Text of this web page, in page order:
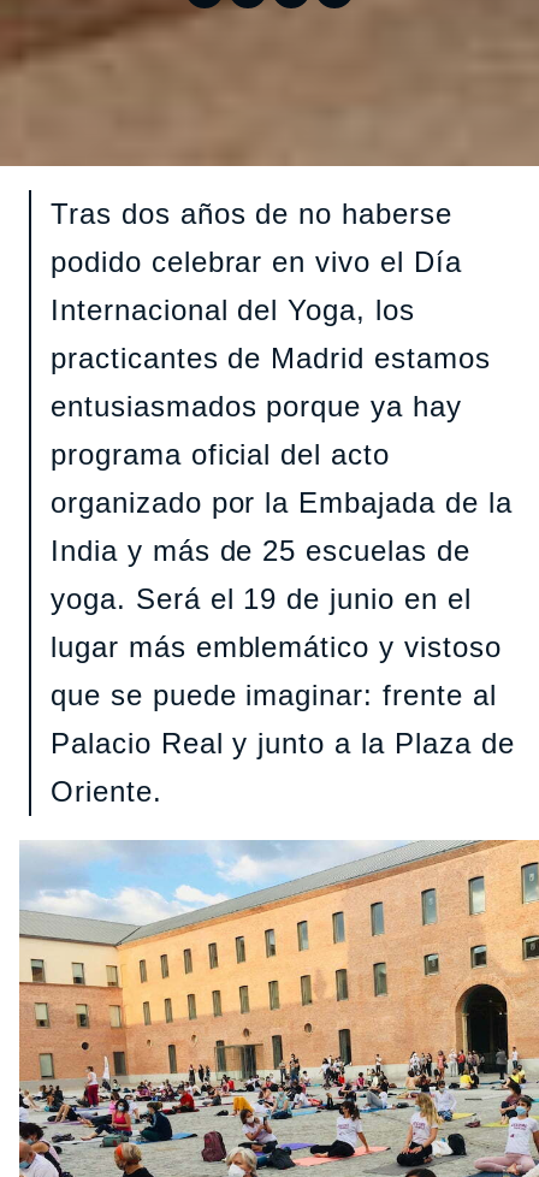
Tras dos años de no haberse
podido celebrar en vivo el Día
Internacional del Yoga, los
practicantes de Madrid estamos
entusiasmados porque ya hay
programa oficial del acto
organizado por la Embajada de la
India y más de 25 escuelas de
yoga. Será el 19 de junio en el
lugar más emblemático y vistoso
que se puede imaginar: frente al
Palacio Real y junto a la Plaza de
Oriente.